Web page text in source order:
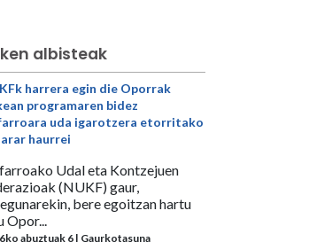
albisteak
harrera egin die Oporrak
programaren bidez
uda igarotzera etorritako
haurrei
Udal eta Kontzejuen
(NUKF) gaur,
bere egoitzan hartu
Opor...
abuztuak 6 | Gaurkotasuna